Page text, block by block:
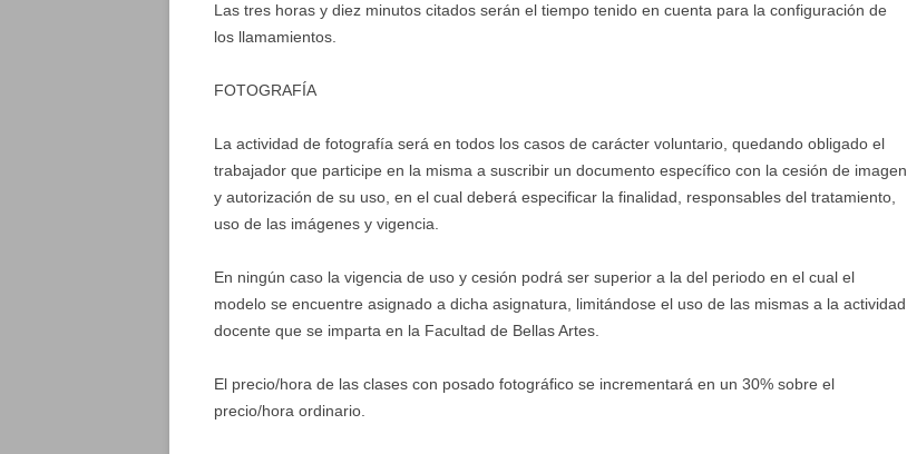
Las tres horas y diez minutos citados serán el tiempo tenido en cuenta para la configuración de
los llamamientos.
FOTOGRAFÍA
La actividad de fotografía será en todos los casos de carácter voluntario, quedando obligado el
trabajador que participe en la misma a suscribir un documento específico con la cesión de imagen
y autorización de su uso, en el cual deberá especificar la finalidad, responsables del tratamiento,
uso de las imágenes y vigencia.
En ningún caso la vigencia de uso y cesión podrá ser superior a la del periodo en el cual el
modelo se encuentre asignado a dicha asignatura, limitándose el uso de las mismas a la actividad
docente que se imparta en la Facultad de Bellas Artes.
El precio/hora de las clases con posado fotográfico se incrementará en un 30% sobre el
precio/hora ordinario.